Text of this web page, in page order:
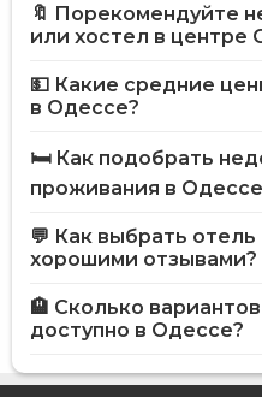
🔖 Порекомендуйте
или хостел в центре
💵 Какие средние
в Одессе?
🛏️ Как подобрать
проживания в
💬 Как выбрать
хорошими отзывами?
🏨 Сколько
доступно в Одессе?